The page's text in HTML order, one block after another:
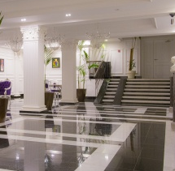
командой административных,
мы принесем с собой
регламенты,
и адаптируем их к
политики полной финансовой и
что позволяет обеспечивать
к информации о деятельности
правилах начисления услуг.